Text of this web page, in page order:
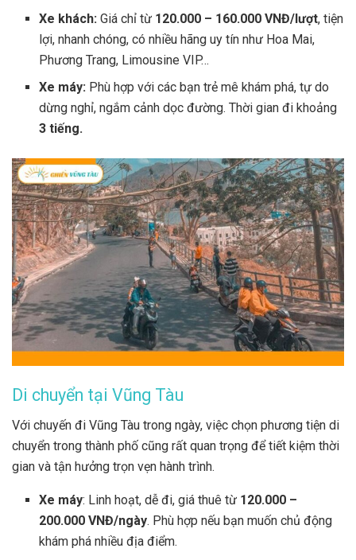
Xe khách:Giá chỉ từ 120.000 – 160.000 VNĐ/lượt, tiện
lợi, nhanh chóng, có nhiều hãng uy tín như Hoa Mai,
Phương Trang, Limousine VIP…
Xe máy: Phù hợp với các bạn trẻ mê khám phá, tự do
dừng nghỉ, ngắm cảnh dọc đường. Thời gian đi khoảng
3 tiếng.
Di chuyển tại Vũng Tàu
Với chuyến đi Vũng Tàu trong ngày, việc chọn phương tiện di
chuyển trong thành phố cũng rất quan trọng để tiết kiệm thời
gian và tận hưởng trọn vẹn hành trình.
Xe máy: Linh hoạt, dễ đi, giá thuê từ 120.000 –
200.000 VNĐ/ngày. Phù hợp nếu bạn muốn chủ động
khám phá nhiều địa điểm.